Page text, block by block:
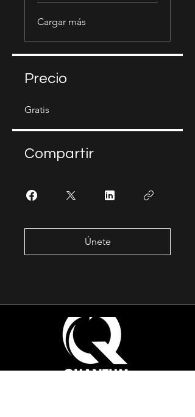
Cargar más
Precio
Gratis
Compartir
Únete